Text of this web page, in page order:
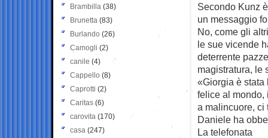
Secondo Kunz
un messaggio
No, come gli
le sue vicende
deterrente
magistratura, le
«Giorgia è stata
felice al mondo,
a malincuore, ci
Daniele ha
La telefonata
Brambilla (38)
Brunetta (83)
Burlando (26)
Camogli (2)
canile (4)
Cappello (8)
Caprotti (2)
Caritas (6)
carovita (170)
casa (247)